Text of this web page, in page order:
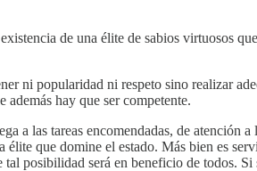
de una élite de sabios virtuosos
ni popularidad ni respeto sino realizar
hay que ser competente.
a las tareas encomendadas, de atención a
que domine el estado. Más bien es
posibilidad será en beneficio de todos. Si